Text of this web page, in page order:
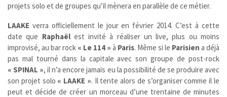
projets solo et de groupes qu’il mènera en parallèle de ce métier.
LAAKE verra officiellement le jour en février 2014. C’est à cette
date que Raphaëlest invité à réaliser un live, plus ou moins
improvisé, au bar rock « Le 114 » à Paris. Même si le Parisien a déjà
pas mal tourné dans la capitale avec son groupe de post-rock
« SPINAL », il n’a encore jamais eu la possibilité de se produire avec
son projet solo « LAAKE ». Il tente alors de s’organiser comme il le
peut et décide de créer un morceau d’une trentaine de minutes